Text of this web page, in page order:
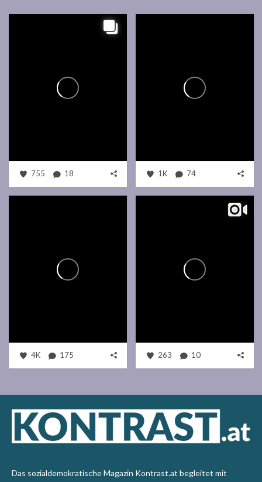
755 18 1K 74
4K 175 263 10
Das sozialdemokratische Magazin Kontrast.at begleitet mit